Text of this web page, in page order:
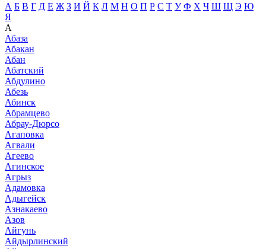
А Б В Г Д Е Ж З И Й К Л М Н О П Р С Т У Ф Х Ч Ш Щ Э Ю
Я
А
Абаза
Абакан
Абан
Абатский
Абдулино
Абезь
Абинск
Абрамцево
Абрау-Дюрсо
Агаповка
Агвали
Агеево
Агинское
Агрыз
Адамовка
Адыгейск
Азнакаево
Азов
Айгунь
Айдырлинский